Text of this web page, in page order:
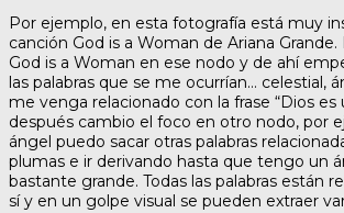
Por ejemplo, en esta fotografía está muy
canción God is a Woman de Ariana
God is a Woman en ese nodo y de ahí
las palabras que se me ocurrían… celestial,
me venga relacionado con la frase “Dios es
después cambio el foco en otro nodo, por
ángel puedo sacar otras palabras
plumas e ir derivando hasta que tengo un
bastante grande. Todas las palabras están
sí y en un golpe visual se pueden extraer